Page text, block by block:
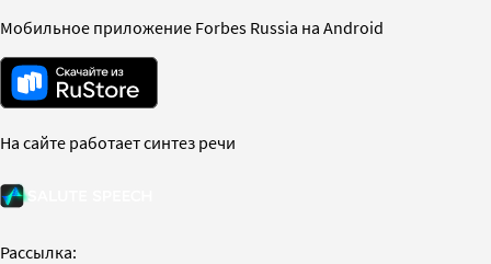
Мобильное приложение Forbes Russia на Android
На сайте работает синтез речи
Рассылка: